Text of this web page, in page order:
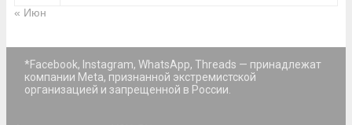
« Июн
*Facebook, Instagram, WhatsApp, Threads — принадлежат
компании Meta, признанной экстремистской
организацией и запрещенной в России.